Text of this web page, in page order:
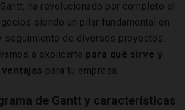
ha revolucionado por completo el
siendo un pilar fundamental en
seguimiento de diversos proyectos.
a explicarte para qué sirve y
para tu empresa.
de Gantt y características